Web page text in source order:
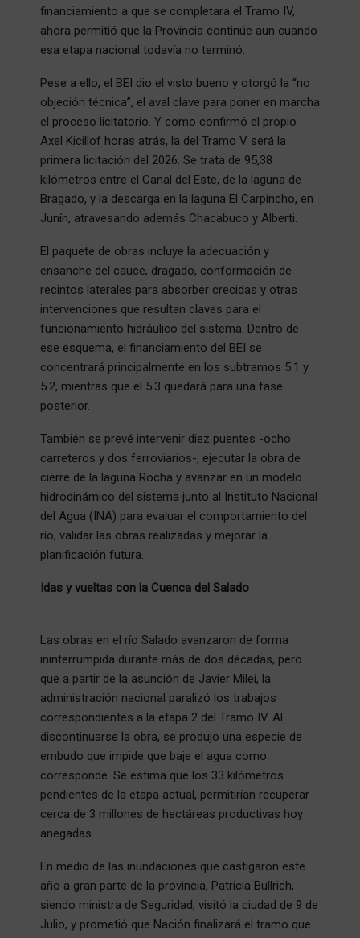
financiamiento a que se completara el Tramo IV,
ahora permitió que la Provincia continúe aun cuando
esa etapa nacional todavía no terminó.
Pese a ello, el BEI dio el visto bueno y otorgó la “no
objeción técnica”, el aval clave para poner en marcha
el proceso licitatorio. Y como confirmó el propio
Axel Kicillof horas atrás, la del Tramo V será la
primera licitación del 2026. Se trata de 95,38
kilómetros entre el Canal del Este, de la laguna de
Bragado, y la descarga en la laguna El Carpincho, en
Junín, atravesando además Chacabuco y Alberti.
El paquete de obras incluye la adecuación y
ensanche del cauce, dragado, conformación de
recintos laterales para absorber crecidas y otras
intervenciones que resultan claves para el
funcionamiento hidráulico del sistema. Dentro de
ese esquema, el financiamiento del BEI se
concentrará principalmente en los subtramos 5.1 y
5.2, mientras que el 5.3 quedará para una fase
posterior.
También se prevé intervenir diez puentes -ocho
carreteros y dos ferroviarios-, ejecutar la obra de
cierre de la laguna Rocha y avanzar en un modelo
hidrodinámico del sistema junto al Instituto Nacional
del Agua (INA) para evaluar el comportamiento del
río, validar las obras realizadas y mejorar la
planificación futura.
Idas y vueltas con la Cuenca del Salado
Las obras en el río Salado avanzaron de forma
ininterrumpida durante más de dos décadas, pero
que a partir de la asunción de Javier Milei, la
administración nacional paralizó los trabajos
correspondientes a la etapa 2 del Tramo IV. Al
discontinuarse la obra, se produjo una especie de
embudo que impide que baje el agua como
corresponde. Se estima que los 33 kilómetros
pendientes de la etapa actual, permitirían recuperar
cerca de 3 millones de hectáreas productivas hoy
anegadas.
En medio de las inundaciones que castigaron este
año a gran parte de la provincia, Patricia Bullrich,
siendo ministra de Seguridad, visitó la ciudad de 9 de
Julio, y prometió que Nación finalizará el tramo que